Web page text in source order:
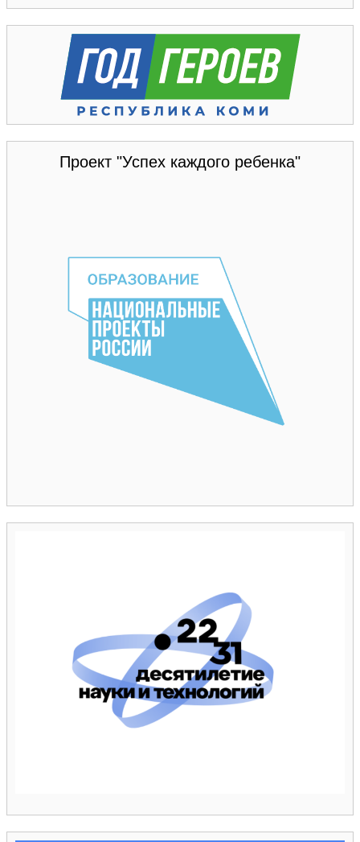
Проект "Успех каждого ребенка"